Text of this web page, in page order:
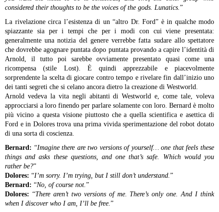
considered their thoughts to be the voices of the gods. Lunatics.”
La rivelazione circa l’esistenza di un “altro Dr. Ford” è in qualche modo
spiazzante sia per i tempi che per i modi con cui viene presentata:
generalmente una notizia del genere verrebbe fatta sudare allo spettatore
che dovrebbe agognare puntata dopo puntata provando a capire l’identità di
Arnold, il tutto poi sarebbe ovviamente presentato quasi come una
ricompensa (stile Lost). È quindi apprezzabile e piacevolmente
sorprendente la scelta di giocare contro tempo e rivelare fin dall’inizio uno
dei tanti segreti che si celano ancora dietro la creazione di Westworld.
Arnold vedeva la vita negli abitanti di Westworld e, come tale, voleva
approcciarsi a loro finendo per parlare solamente con loro. Bernard è molto
più vicino a questa visione piuttosto che a quella scientifica e asettica di
Ford e in Dolores trova una prima vivida sperimentazione del robot dotato
di una sorta di coscienza.
Bernard: “Imagine there are two versions of yourself… one that feels these
things and asks these questions, and one that’s safe. Which would you
rather be?”
Dolores: “I’m sorry. I’m trying, but I still don’t understand.”
Bernard: “No, of course not.”
Dolores: “There aren’t two versions of me. There’s only one. And I think
when I discover who I am, I’ll be free.”